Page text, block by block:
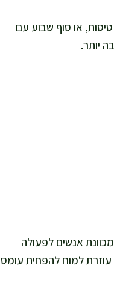
טיסות, או סוף שבוע עם
יותר.
אנשים לפעולה
עוזרת למוח להפחית עומס